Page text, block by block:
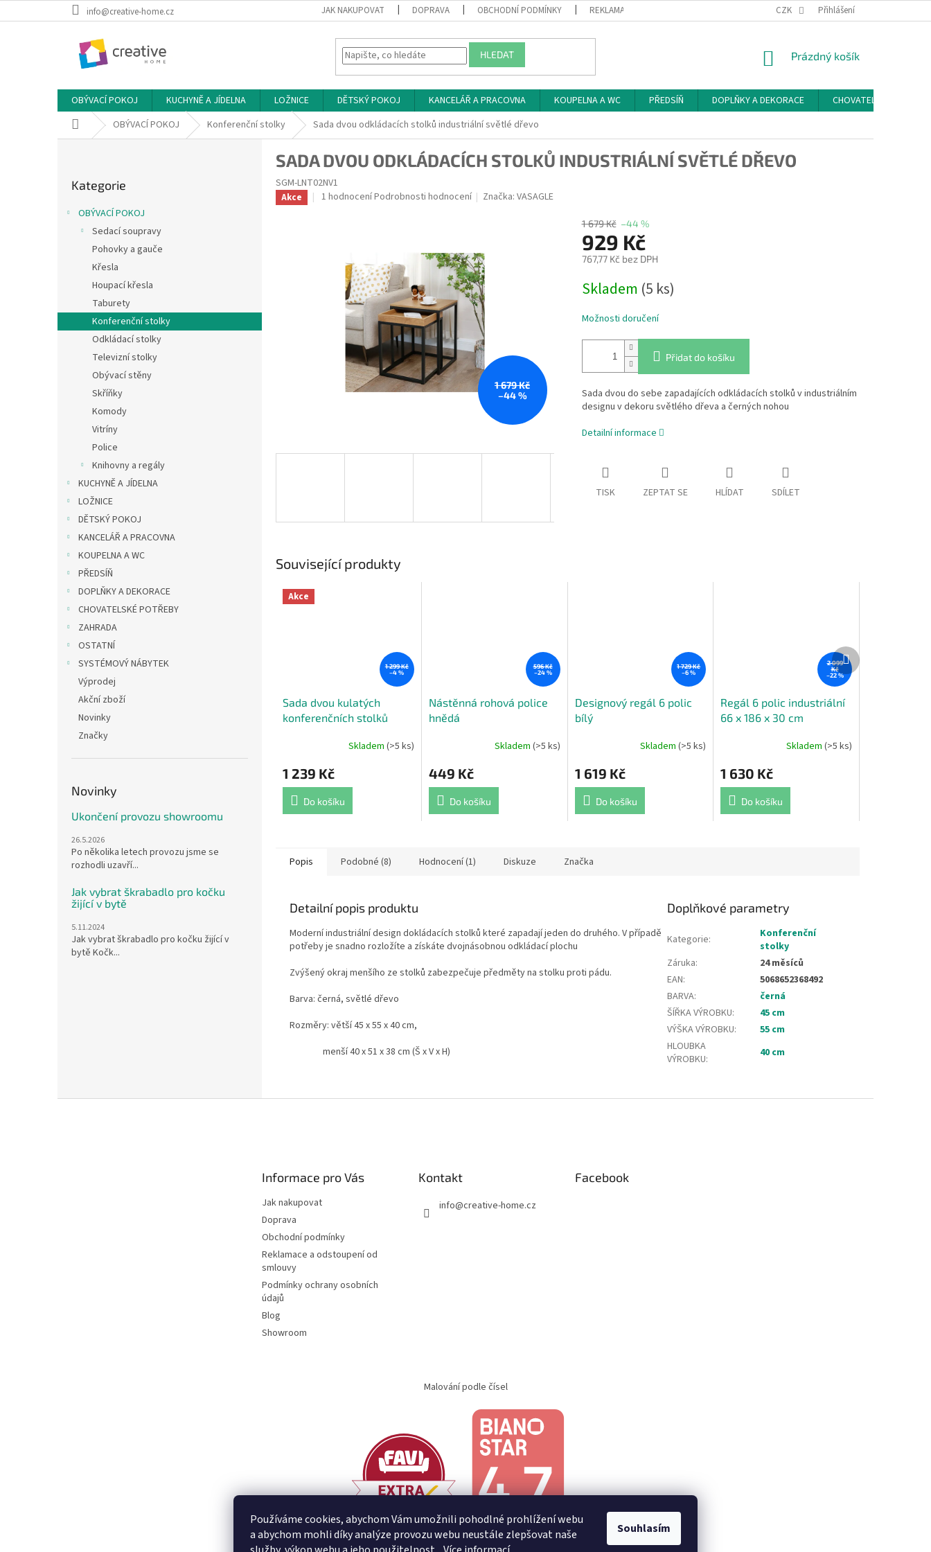
Používáme cookies, abychom Vám umožnili pohodlné prohlížení webu
a abychom mohli díky analýze provozu webu neustále zlepšovat naše
Souhlasím
na
info@creative-home.cz JAK NAKUPOVAT DOPRAVA OBCHODNÍ PODMÍNKY REKLAMACE A ODSTOUPENÍ OD SMLOUVY PODMÍNKY OCHRANY OSOBNÍCH ÚDAJŮ
CZK Přihlášení
HLEDAT
NÁKUPNÍ
Prázdný košík
OBÝVACÍ POKOJ KUCHYNĚ A JÍDELNA LOŽNICE DĚTSKÝ POKOJ KANCELÁŘ A PRACOVNA KOUPELNA A WC PŘEDSÍŇ DOPLŇKY A DEKORACE
CHOVATELSKÉ
Domů OBÝVACÍ POKOJ Konferenční stolky Sada dvou odkládacích stolků industriální světlé dřevo
n
e
kategorie
Kategorie
OBÝVACÍ POKOJ
Sedací soupravy
Pohovky a gauče
Křesla
Houpací křesla
Taburety
Konferenční stolky
Odkládací stolky
Televizní stolky
Obývací stěny
Skříňky
Komody
Vitríny
Police
Knihovny a regály
KUCHYNĚ A JÍDELNA
LOŽNICE
DĚTSKÝ POKOJ
KANCELÁŘ A PRACOVNA
KOUPELNA A WC
PŘEDSÍŇ
DOPLŇKY A DEKORACE
CHOVATELSKÉ POTŘEBY
ZAHRADA
OSTATNÍ
SYSTÉMOVÝ NÁBYTEK
Výprodej
Akční zboží
Novinky
Značky
Novinky
Ukončení provozu showroomu
26.5.2026
Po několika letech provozu jsme se
rozhodli uzavří...
Jak vybrat škrabadlo pro kočku
žijící v bytě
5.11.2024
Jak vybrat škrabadlo pro kočku žijící v
bytě Kočk...
SADA DVOU ODKLÁDACÍCH STOLKŮ INDUSTRIÁLNÍ SVĚTLÉ DŘEVO
SGM-LNT02NV1
Akce
Průměrné
hvězdiček.
1 hodnoceníPodrobnosti hodnocení Značka:VASAGLE
1 679 Kč
–44 %
1 679 Kč –44 %
929 Kč
767,77 Kč bez DPH
cena:
Skladem (5 ks)
Možnosti doručení
Přidat do košíku
Sada dvou do sebe zapadajících odkládacích stolků v industriálním
designu v dekoru světlého dřeva a černých nohou
Detailní informace
TISK ZEPTAT SE HLÍDAT SDÍLET
Související produkty
Akce
1 299 Kč
–4 %
Sada dvou kulatých
konferenčních stolků
produktu
je
4,4
z
Skladem (>5 ks)
1 239 Kč
Do košíku
596 Kč
–24 %
Nástěnná rohová police
hnědá
produktu
je
5,0
z
Skladem (>5 ks)
449 Kč
Do košíku
1 729 Kč
–6 %
Designový regál 6 polic
bílý
produktu
je
4,9
z
Skladem(>5 ks)
1 619 Kč
Do košíku
2 099
Kč
–22 %
Regál 6 polic industriální
66 x 186 x 30 cm
produktu
je
5,0
z
Skladem(>5 ks)
1 630 Kč
Do košíku
Další
produkt
Popis Podobné (8) Hodnocení (1) Diskuze Značka
Detailní popis produktu
Moderní industriální design dokládacích stolků které zapadají jeden do druhého. V případě
potřeby je snadno rozložíte a získáte dvojnásobnou odkládací plochu
Zvýšený okraj menšího ze stolků zabezpečuje předměty na stolku proti pádu.
Barva: černá, světlé dřevo
Rozměry: větší 45 x 55 x 40 cm,
menší 40 x 51 x 38 cm (Š x V x H)
Doplňkové parametry
Kategorie:
Konferenční
stolky
Záruka:
24 měsíců
EAN:
5068652368492
BARVA:
černá
ŠÍŘKA VÝROBKU:
45 cm
VÝŠKA VÝROBKU:
55 cm
HLOUBKA
VÝROBKU: 40 cm
Informace pro Vás
Jak nakupovat
Doprava
Obchodní podmínky
Reklamace a odstoupení od
smlouvy
Podmínky ochrany osobních
údajů
Blog
Showroom
Kontakt
info@creative-home.cz
Facebook
Malování podle čísel